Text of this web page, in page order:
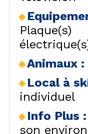
SÉJOURS &
PLANS
BONS PLANS
ACTIVITÉS
CONTACT /
FAQ
INSPIREZ-
Plaque(s)
Animaux :
Local à
individuel
Info Plus :
son